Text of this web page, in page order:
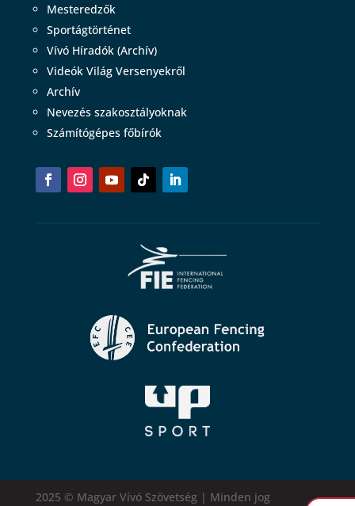
Mesteredzők
Sportágtörténet
Vívó Híradók (Archív)
Videók Világ Versenyekről
Archív
Nevezés szakosztályoknak
Számítógépes főbírók
2025 © Magyar Vívó Szövetség | Minden jog